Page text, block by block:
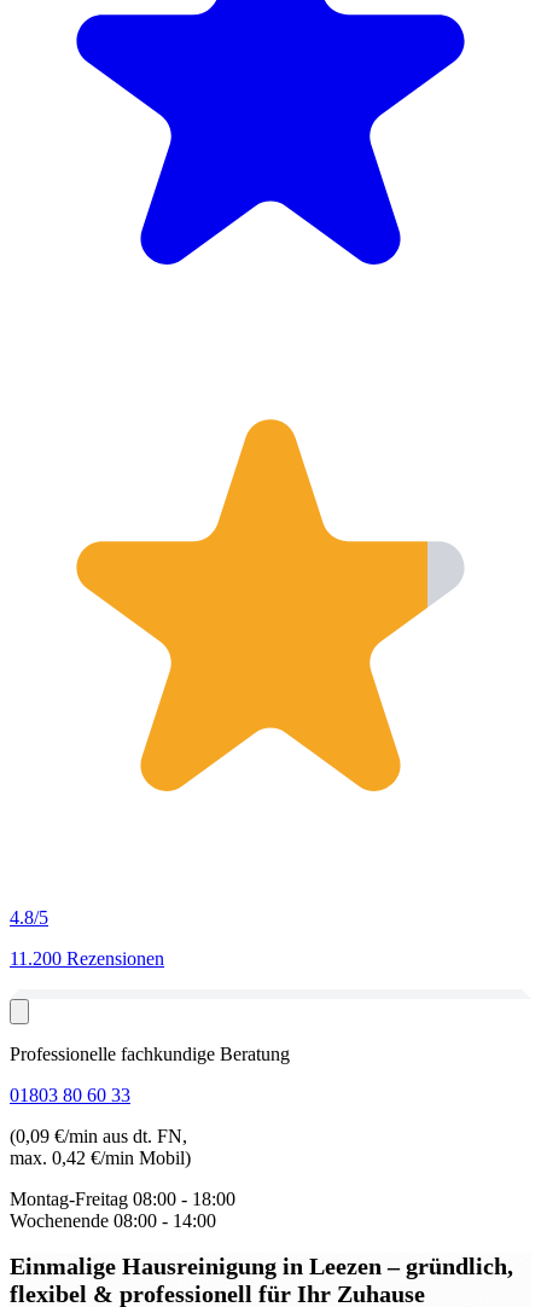
4.8/5
11.200 Rezensionen
Professionelle fachkundige Beratung
01803 80 60 33
(0,09 €/min aus dt. FN,
max. 0,42 €/min Mobil)
Montag-Freitag 08:00 - 18:00
Wochenende 08:00 - 14:00
Einmalige Hausreinigung in Leezen– gründlich,
flexibel & professionell für Ihr Zuhause